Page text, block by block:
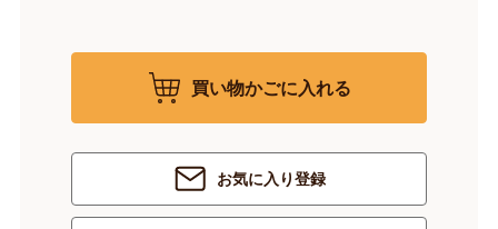
買い物かごに入れる
お気に入り登録